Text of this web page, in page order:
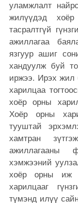
уламжлалт
жилүүдэд
тасралтгүй
ажиллагаа
язгуур ашиг
хандуулж буй
иржээ. Ирэх жил
харилцаа
хоёр орны
Хоёр орны
тууштай
хамтран
хэмжээний
хоёр орны иж
харилцааг
түмэнд илүү